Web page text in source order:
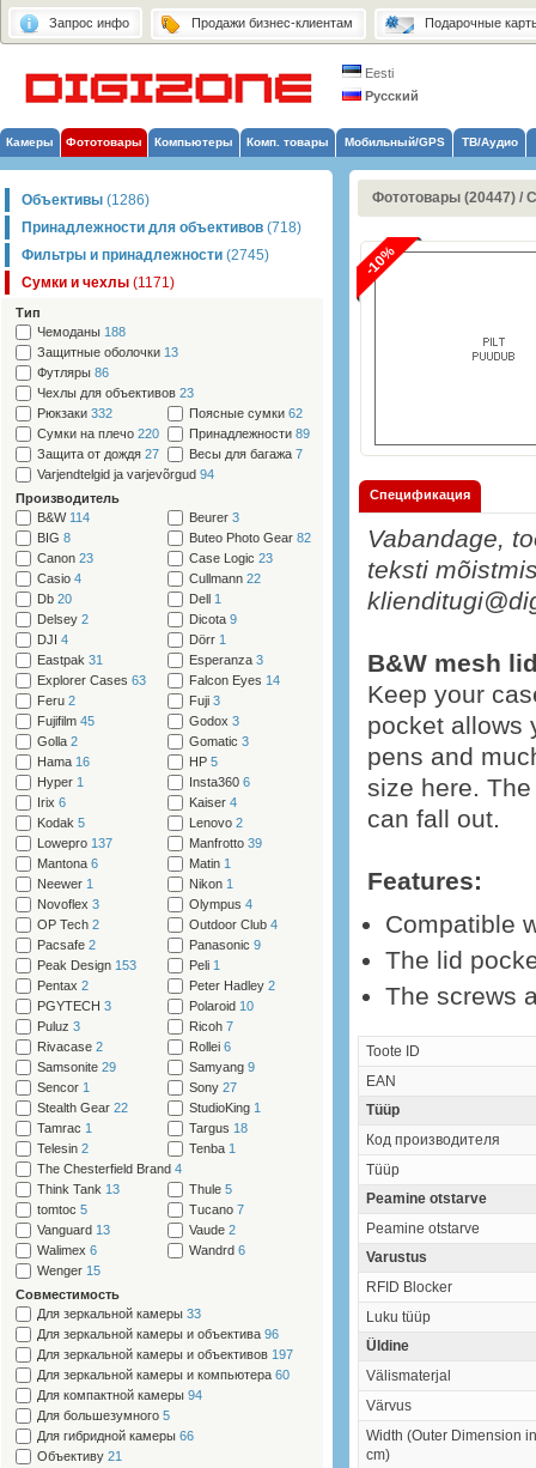
Запрос инфо Продажи бизнес-клиентам Подарочные
Eesti
Русский
Камеры Фототовары Компьютеры Комп. товары Мобильный/GPS ТВ/Аудио
Объективы (1286)
Принадлежности для объективов (718)
Фильтры и принадлежности (2745)
Сумки и чехлы (1171)
Тип
Чемоданы 188
Защитные оболочки 13
Футляры 86
Чехлы для объективов 23
Рюкзаки 332 Поясные сумки 62
Сумки на плечо 220 Принадлежности 89
Защита от дождя 27 Весы для багажа 7
Varjendtelgid ja varjevõrgud 94
Производитель
B&W114 Beurer 3
BIG 8 Buteo Photo Gear 82
Canon 23 Case Logic 23
Casio 4 Cullmann 22
Db 20 Dell 1
Delsey 2 Dicota 9
DJI 4 Dörr 1
Eastpak 31 Esperanza 3
Explorer Cases 63 Falcon Eyes 14
Feru 2 Fuji 3
Fujifilm 45 Godox 3
Golla 2 Gomatic 3
Hama 16 HP 5
Hyper 1 Insta360 6
Irix 6 Kaiser 4
Kodak 5 Lenovo 2
Lowepro 137 Manfrotto 39
Mantona 6 Matin 1
Neewer 1 Nikon 1
Novoflex 3 Olympus 4
OP Tech 2 Outdoor Club 4
Pacsafe 2 Panasonic 9
Peak Design 153 Peli 1
Pentax 2 Peter Hadley 2
PGYTECH 3 Polaroid 10
Puluz 3 Ricoh 7
Rivacase 2 Rollei 6
Samsonite 29 Samyang 9
Sencor 1 Sony 27
Stealth Gear 22 StudioKing 1
Tamrac 1 Targus 18
Telesin 2 Tenba 1
The Chesterfield Brand 4
Think Tank 13 Thule 5
tomtoc 5 Tucano 7
Vanguard 13 Vaude 2
Walimex 6 Wandrd 6
Wenger 15
Cовместимость
Для зеркальной камеры 33
Для зеркальной камеры и объектива 96
Для зеркальной камеры и объективов 197
Для зеркальной камеры и компьютера 60
Для компактной камеры 94
Для большезумного 5
Для гибридной камеры 66
Объективу 21
Фототовары (20447) /
-10%
Спецификация
Vabandage,
teksti
B&W mesh
Keep your
pocket allows
pens and
size here.
can fall out.
Features:
Compatible
The lid
The screws
Toote ID
EAN
Tüüp
Код производителя
Tüüp
Peamine otstarve
Peamine otstarve
Varustus
RFID Blocker
Luku tüüp
Üldine
Välismaterjal
Värvus
Width (Outer Dimension in
cm)